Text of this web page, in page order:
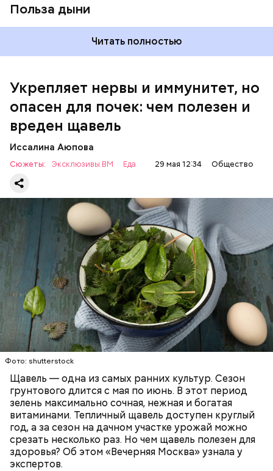
Польза дыни
Читать полностью
Укрепляет нервы и иммунитет, но
опасен для почек: чем полезен и
вреден щавель
Иссалина Аюпова
Сюжеты: Эксклюзивы ВМ Еда 29 мая 12:34 Общество
Фото: shutterstock
Щавель — одна из самых ранних культур. Сезон
грунтового длится с мая по июнь. В этот период
зелень максимально сочная, нежная и богатая
витаминами. Тепличный щавель доступен круглый
год, а за сезон на дачном участке урожай можно
срезать несколько раз. Но чем щавель полезен для
здоровья? Об этом «Вечерняя Москва» узнала у
экспертов.
Опасность же щавеля состоит в том, что он
содержит большое количество щавелевой кислоты,
которая может способствовать образованию
— Если человек уже болеет мочекаменной
болезнью, щавель ему не рекомендуется. При
артрите, гастрите, холецистите, синдроме
раздраженного кишечника, язвах и панкреатите
продукт тоже лучше исключить из рациона, —
предупредила врач. — Он может привести к
повышению кислотности желудка и раздражать
слизистые оболочки.
ЗДОРОВЬЕ ВРАЧИ
РАСТЕНИЯ
ПРОДУКТЫ